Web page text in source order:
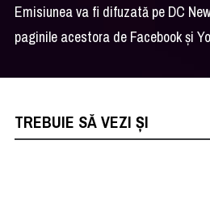
Emisiunea va fi difuzată pe DC
paginile acestora de Facebook și
TREBUIE SĂ VEZI ȘI